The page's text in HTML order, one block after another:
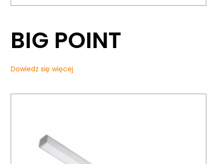
BIG POINT
Dowiedz się więcej